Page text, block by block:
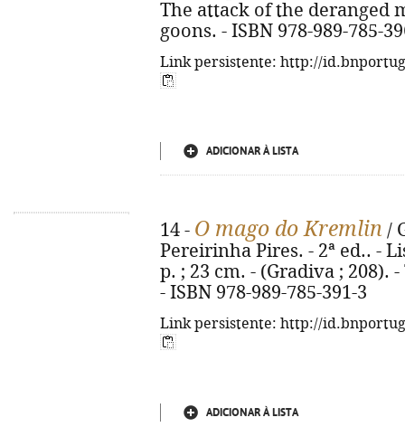
The attack of the deranged
goons. - ISBN 978-989-785-
Link persistente: http://
ADICIONAR À LISTA
14 - O mago do Kremlin /
Pereirinha Pires. - 2ª ed.. -
p. ; 23 cm. - (Gradiva ;
- ISBN 978-989-785-391-3
Link persistente: http://
ADICIONAR À LISTA